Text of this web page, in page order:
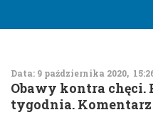
Data: 9 października 2020,
Obawy kontra chęci.
tygodnia.